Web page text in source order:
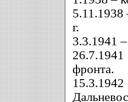
г.
3.3.1941
фронта.